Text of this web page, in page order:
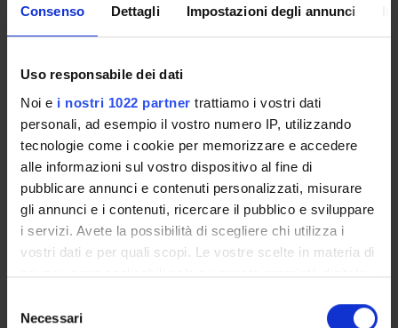
Consenso Dettagli Impostazioni degli annunci
Uso responsabile dei dati
Noi e i nostri 1022 partner trattiamo i vostri dati
personali, ad esempio il vostro numero IP, utilizzando
tecnologie come i cookie per memorizzare e accedere
alle informazioni sul vostro dispositivo al fine di
pubblicare annunci e contenuti personalizzati, misurare
gli annunci e i contenuti, ricercare il pubblico e sviluppare
i servizi. Avete la possibilità di scegliere chi utilizza i
vostri dati e per quali scopi. Le vostre scelte in materia di
privacy sono applicabili solo su questa proprietà digitale
modificare o revocare il proprio consenso in qualsiasi
delNecessari
Handle IRIS:
1 novembre 2022
Citazione bibliografica:
Cipolla, Maria Adele,L’educazione di Tristano: «Omnia que
discis non aufert fur neque piscis» Amb Dialoghi e scritti
per Anna Maria Babbi,Fiorini,2016,pp. 89-102
Consulta la scheda completa presente nelrepository
istituzionale della Ricerca di Ateneo
PROGETTI COLLEGATI